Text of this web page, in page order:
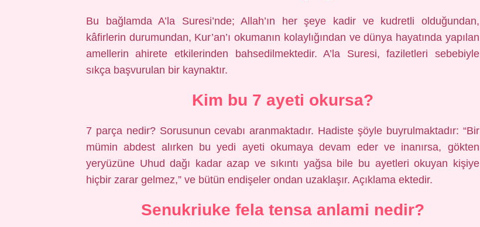
Bu bağlamda A’la Suresi’nde; Allah’ın her şeye kadir ve kudretli olduğundan,
kâfirlerin durumundan, Kur’an’ı okumanın kolaylığından ve dünya hayatında yapılan
amellerin ahirete etkilerinden bahsedilmektedir. A’la Suresi, faziletleri sebebiyle
sıkça başvurulan bir kaynaktır.
Kim bu 7 ayeti okursa?
7 parça nedir? Sorusunun cevabı aranmaktadır. Hadiste şöyle buyrulmaktadır: “Bir
mümin abdest alırken bu yedi ayeti okumaya devam eder ve inanırsa, gökten
yeryüzüne Uhud dağı kadar azap ve sıkıntı yağsa bile bu ayetleri okuyan kişiye
hiçbir zarar gelmez,” ve bütün endişeler ondan uzaklaşır. Açıklama ektedir.
Senukriuke fela tensa anlami nedir?